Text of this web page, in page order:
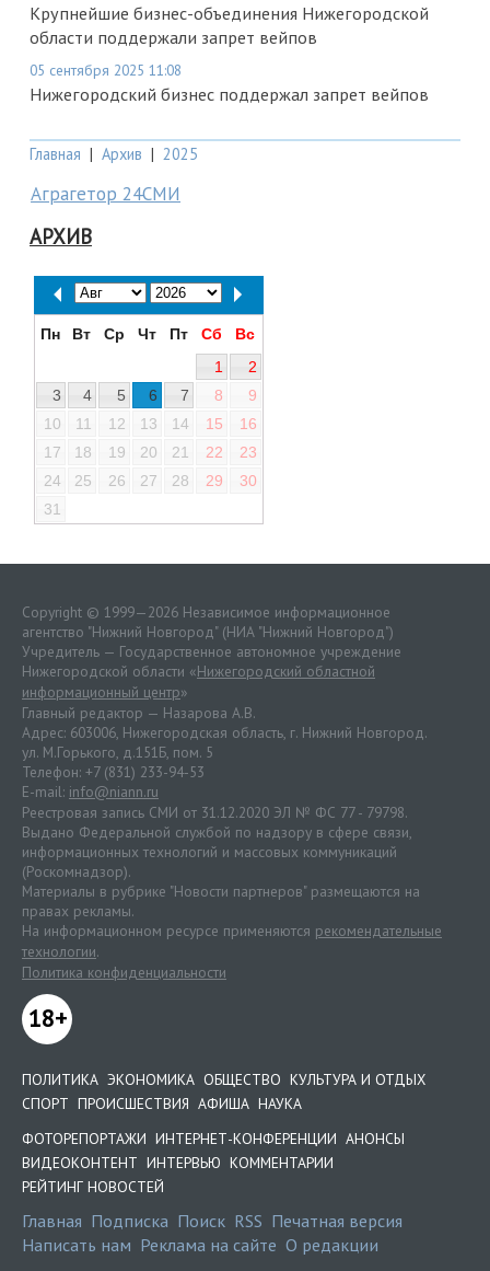
Крупнейшие бизнес-объединения Нижегородской
области поддержали запрет вейпов
05 сентября 2025 11:08
Нижегородский бизнес поддержал запрет вейпов
Главная | Архив | 2025
Аграгетор 24СМИ
АРХИВ
Пн Вт Ср Чт Пт Сб
Вс
1
2
3
4 5 6 7 8
9
10
11 12 13 14 15
16
17
18 19 20 21 22
23
24
25 26 27 28 29
30
31
Copyright © 1999—2026 Независимое информационное
агентство "Нижний Новгород" (НИА "Нижний Новгород")
Учредитель — Государственное автономное учреждение
Нижегородской области «Нижегородский областной
информационный центр»
Главный редактор — Назарова А.В.
Адрес: 603006, Нижегородская область, г. Нижний Новгород.
ул. М.Горького, д.151Б, пом. 5
Телефон: +7 (831) 233-94-53
E-mail: info@niann.ru
Реестровая запись СМИ от 31.12.2020 ЭЛ № ФС 77 - 79798.
Выдано Федеральной службой по надзору в сфере связи,
информационных технологий и массовых коммуникаций
(Роскомнадзор).
Материалы в рубрике "Новости партнеров" размещаются на
правах рекламы.
На информационном ресурсе применяются рекомендательные
технологии.
Политика конфиденциальности
18+
ПОЛИТИКА ЭКОНОМИКА ОБЩЕСТВО КУЛЬТУРА И ОТДЫХ
СПОРТ ПРОИСШЕСТВИЯ АФИША НАУКА
ФОТОРЕПОРТАЖИ ИНТЕРНЕТ-КОНФЕРЕНЦИИ АНОНСЫ
ВИДЕОКОНТЕНТ ИНТЕРВЬЮ КОММЕНТАРИИ
РЕЙТИНГ НОВОСТЕЙ
Главная Подписка Поиск RSS Печатная версия
Написать нам Реклама на сайте О редакции